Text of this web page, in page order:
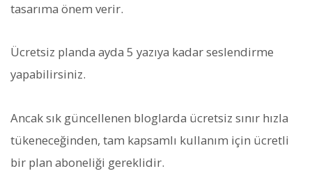
tasarıma önem verir.
Ücretsiz planda ayda 5 yazıya kadar seslendirme
yapabilirsiniz.
Ancak sık güncellenen bloglarda ücretsiz sınır hızla
tükeneceğinden, tam kapsamlı kullanım için ücretli
bir plan aboneliği gereklidir.